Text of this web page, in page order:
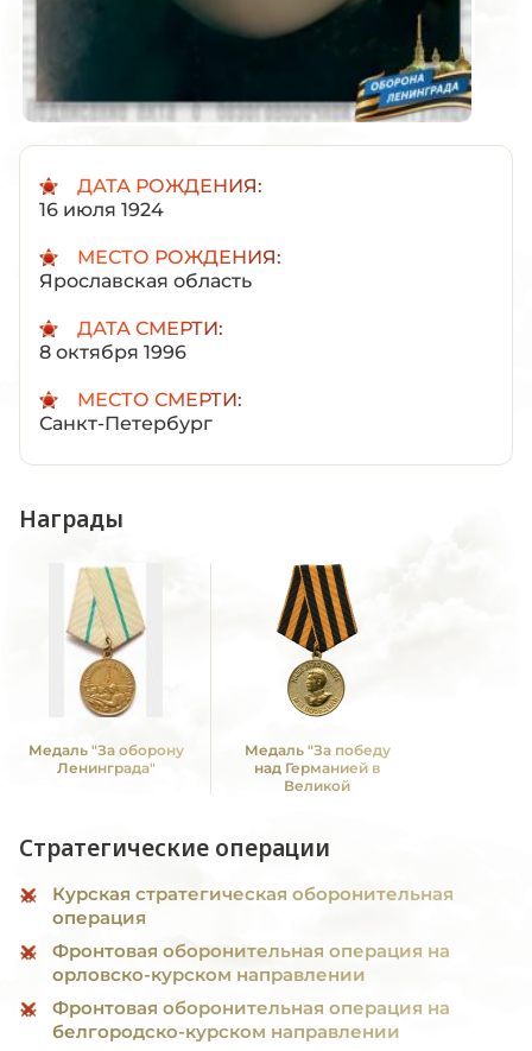
ДАТА РОЖДЕНИЯ:
16 июля 1924
МЕСТО РОЖДЕНИЯ:
Ярославская область
ДАТА СМЕРТИ:
8 октября 1996
МЕСТО СМЕРТИ:
Санкт-Петербург
Награды
Медаль "За оборону
Ленинграда"
Медаль "За победу
над Германией в
Великой
Стратегические операции
Курская стратегическая оборонительная
операция
Фронтовая оборонительная операция на
орловско-курском направлении
Фронтовая оборонительная операция на
белгородско-курском направлении